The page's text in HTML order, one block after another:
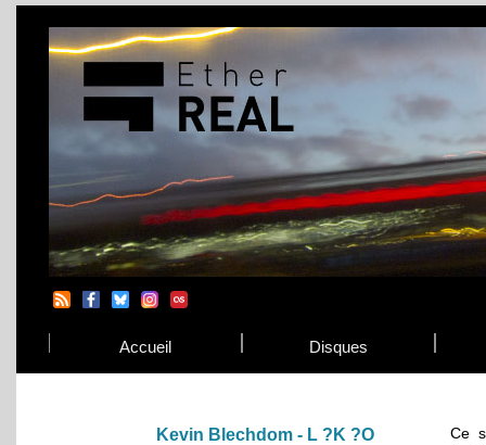
Accueil Disques
Kevin Blechdom - L ?K ?O
Ce